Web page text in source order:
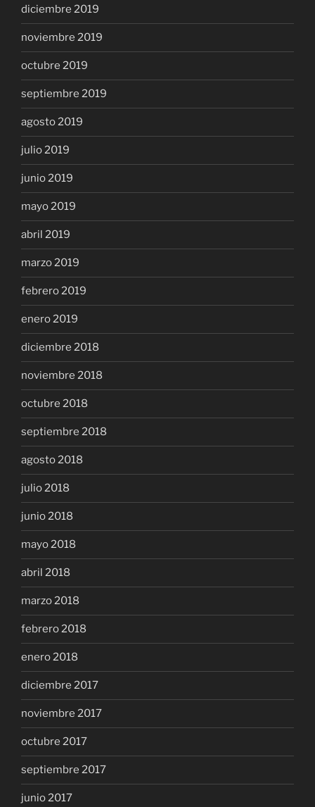
diciembre 2019
noviembre 2019
octubre 2019
septiembre 2019
agosto 2019
julio 2019
junio 2019
mayo 2019
abril 2019
marzo 2019
febrero 2019
enero 2019
diciembre 2018
noviembre 2018
octubre 2018
septiembre 2018
agosto 2018
julio 2018
junio 2018
mayo 2018
abril 2018
marzo 2018
febrero 2018
enero 2018
diciembre 2017
noviembre 2017
octubre 2017
septiembre 2017
junio 2017